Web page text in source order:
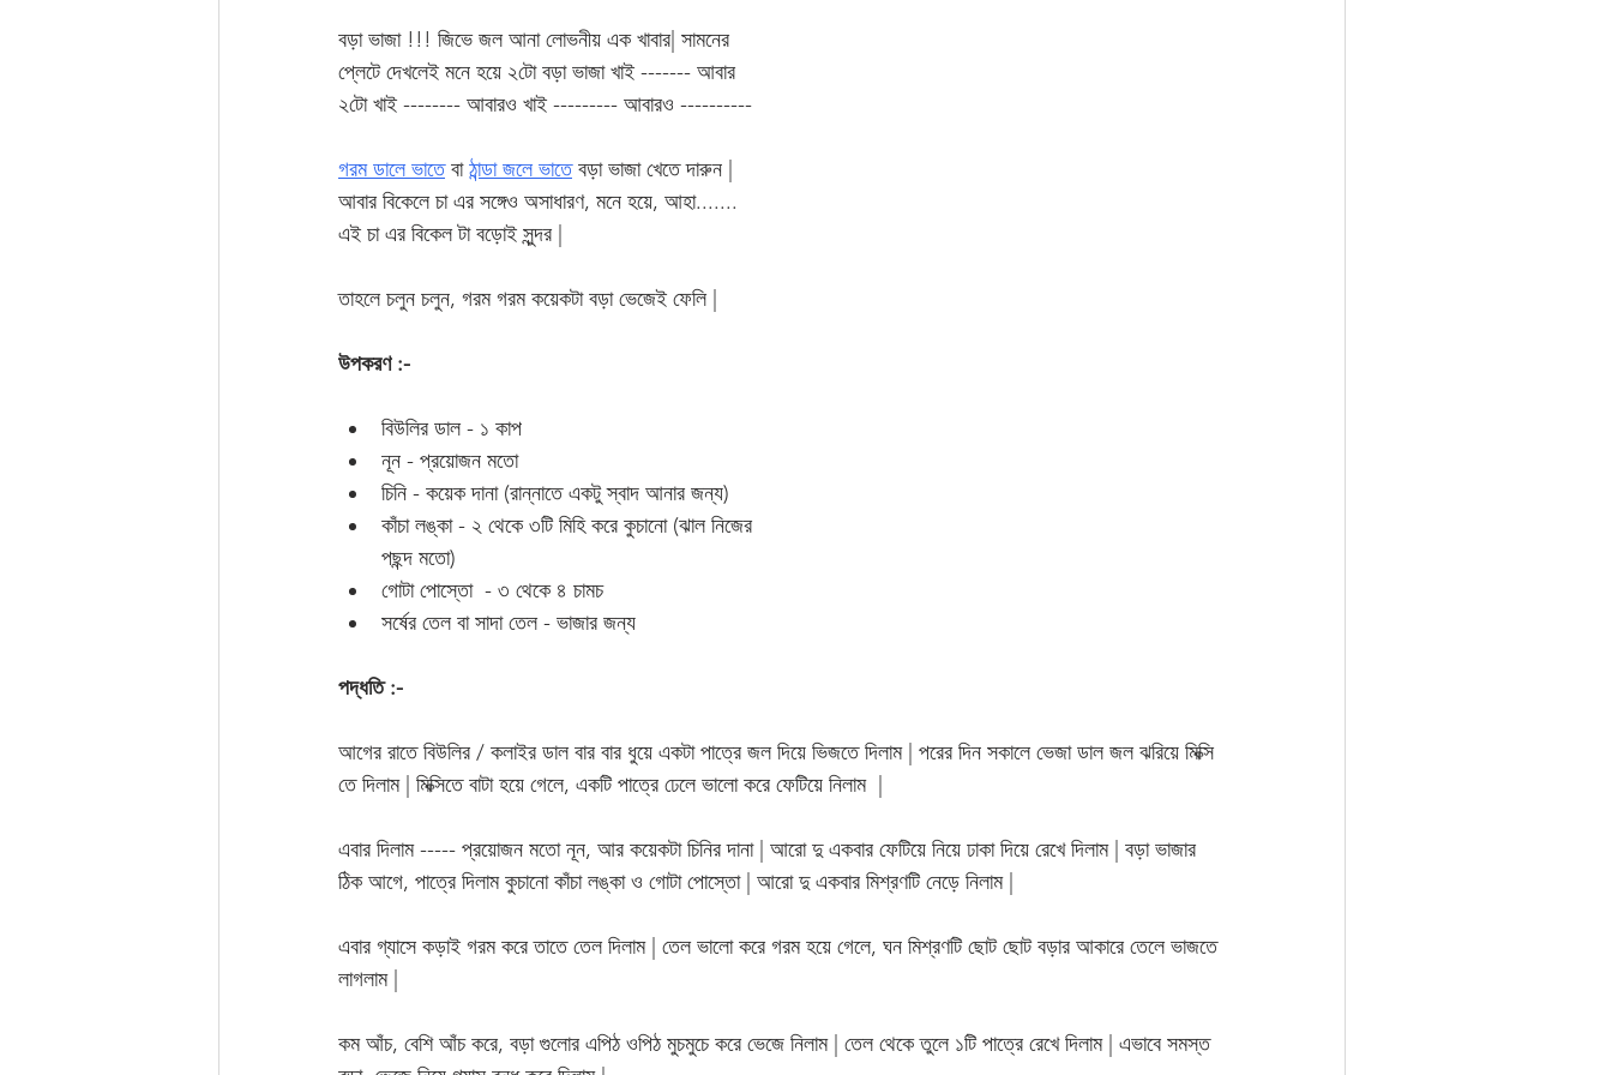
বড়া ভাজা !!! জিভে জল আনা লোভনীয় এক খাবার| সামনের
প্লেটে দেখলেই মনে হয়ে ২টো বড়া ভাজা খাই ------- আবার
২টো খাই -------- আবারও খাই --------- আবারও ----------
গরম ডালে ভাতে বা ঠান্ডা জলে ভাতে বড়া ভাজা খেতে দারুন |
আবার বিকেলে চা এর সঙ্গেও অসাধারণ, মনে হয়ে, আহা.......
এই চা এর বিকেল টা বড়োই সুন্দর |
তাহলে চলুন চলুন, গরম গরম কয়েকটা বড়া ভেজেই ফেলি |
উপকরণ :-
বিউলির ডাল - ১ কাপ
নূন - প্রয়োজন মতো
চিনি - কয়েক দানা (রান্নাতে একটু স্বাদ আনার জন্য)
কাঁচা লঙ্কা - ২ থেকে ৩টি মিহি করে কুচানো (ঝাল নিজের
পছন্দ মতো)
গোটা পোস্তো  - ৩ থেকে ৪ চামচ
সর্ষের তেল বা সাদা তেল - ভাজার জন্য
পদ্ধতি :-
আগের রাতে বিউলির / কলাইর ডাল বার বার ধুয়ে একটা পাত্রে জল দিয়ে ভিজতে দিলাম | পরের দিন সকালে ভেজা ডাল জল ঝরিয়ে মিক্সি
তে দিলাম | মিক্সিতে বাটা হয়ে গেলে, একটি পাত্রে ঢেলে ভালো করে ফেটিয়ে নিলাম  |
এবার দিলাম ----- প্রয়োজন মতো নূন, আর কয়েকটা চিনির দানা | আরো দু একবার ফেটিয়ে নিয়ে ঢাকা দিয়ে রেখে দিলাম | বড়া ভাজার
ঠিক আগে, পাত্রে দিলাম কুচানো কাঁচা লঙ্কা ও গোটা পোস্তো | আরো দু একবার মিশ্রণটি নেড়ে নিলাম |
এবার গ্যাসে কড়াই গরম করে তাতে তেল দিলাম | তেল ভালো করে গরম হয়ে গেলে, ঘন মিশ্রণটি ছোট ছোট বড়ার আকারে তেলে ভাজতে
লাগলাম |
কম আঁচ, বেশি আঁচ করে, বড়া গুলোর এপিঠ ওপিঠ মুচমুচে করে ভেজে নিলাম | তেল থেকে তুলে ১টি পাত্রে রেখে দিলাম | এভাবে সমস্ত